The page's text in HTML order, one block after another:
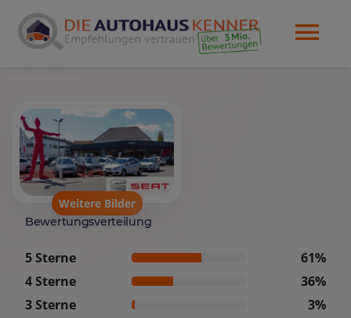
Weitere Bilder
Bewertungsverteilung
5 Sterne
61%
4 Sterne
36%
3 Sterne
3%